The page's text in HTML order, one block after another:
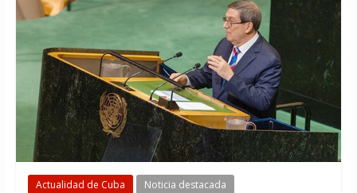
Actualidad de Cuba Noticia destacada